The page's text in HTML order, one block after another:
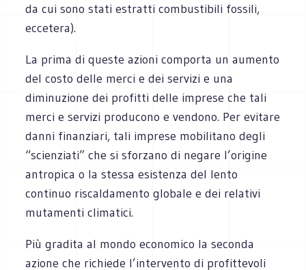
da cui sono stati estratti combustibili fossili,
eccetera).
La prima di queste azioni comporta un aumento
del costo delle merci e dei servizi e una
diminuzione dei profitti delle imprese che tali
merci e servizi producono e vendono. Per evitare
danni finanziari, tali imprese mobilitano degli
“scienziati” che si sforzano di negare l’origine
antropica o la stessa esistenza del lento
continuo riscaldamento globale e dei relativi
mutamenti climatici.
Più gradita al mondo economico la seconda
azione che richiede l’intervento di profittevoli